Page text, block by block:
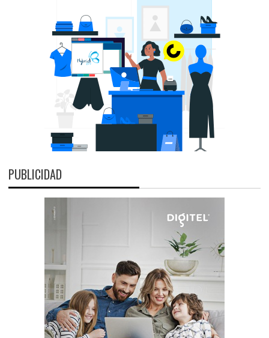
PUBLICIDAD